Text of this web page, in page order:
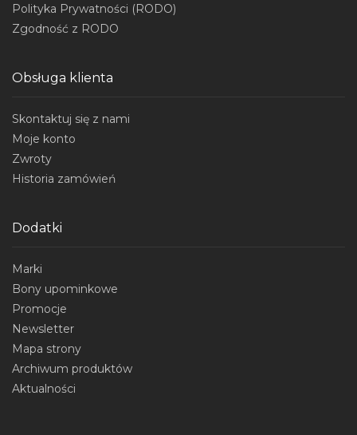
Polityka Prywatności (RODO)
Zgodność z RODO
Obsługa klienta
Skontaktuj się z nami
Moje konto
Zwroty
Historia zamówień
Dodatki
Marki
Bony upominkowe
Promocje
Newsletter
Mapa strony
Archiwum produktów
Aktualności